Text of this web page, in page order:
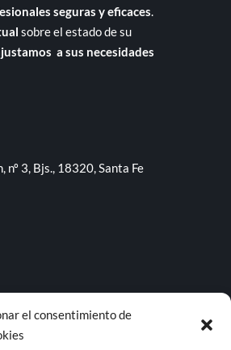
el consentimiento de
seguras y eficaces.
sobre el estado de su
a sus necesidades
nº 3, Bjs., 18320, Santa Fe